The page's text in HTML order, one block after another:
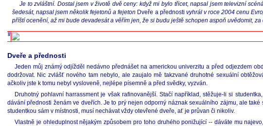
Je to zvláštní. Dostal jsem v životě dvě ceny: když mi bylo třicet, napsal jsem televizní
šedesát, napsal jsem několik fejetonů a fejeton Dveře a přednosti vyhrál v roce 2004 cenu
příští ocenění, až mi bude devadesát a věřím jen, že si budu ještě schopen aspoň uvědomit,
Dveře a přednosti
Jeden můj známý odjížděl nedávno přednášet na americkou univerzitu a před odjezdem
dodržovat. Nic zvlášť nového tam nebylo, ale zaujalo mě takzvané druhotné sexuální
ačkoliv jste k tomu nebyl vysloveně, nejlépe písemně a před svědky, vyzván.
Druhotný pohlavní harrassment je však rafinovanější. Stačí například, stěžuje-li si
dávání přednosti ženám ve dveřích. Je to prý nejen odporný náznak sexuálního zájmu, ale
studentkou sám v místnosti, musí nechávat vždy otevřené dveře, ať je průvan či nikoliv.
Vlastně je ohleduplnost nějakým způsobem pro toho druhého ponižující -- dáváte mu